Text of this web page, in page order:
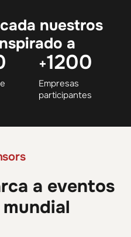
nuestros
a
+1200
Empresas
participantes
a eventos